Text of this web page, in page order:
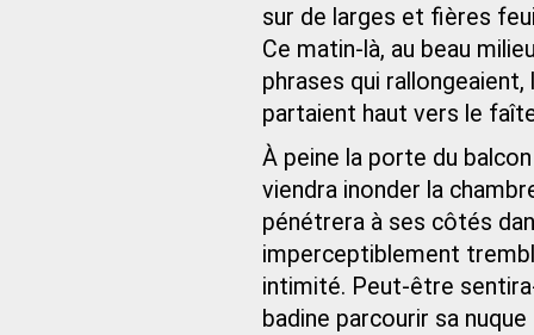
sur de larges et fières
Ce matin-là, au beau
phrases qui
partaient haut vers le
À peine la porte du
viendra inonder la
pénétrera à ses côtés
imperceptiblement
intimité. Peut-être
badine parcourir sa